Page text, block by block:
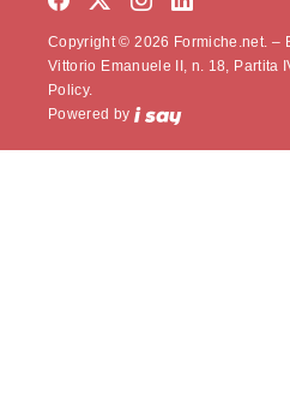
Copyright © 2026 Formiche.net. –
Vittorio Emanuele II, n. 18, Partita
Policy.
Powered by